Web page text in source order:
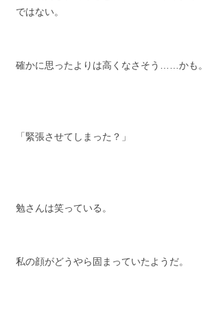
ではない。
確かに思ったよりは高くなさそう……かも。
「緊張させてしまった？」
勉さんは笑っている。
私の顔がどうやら固まっていたようだ。